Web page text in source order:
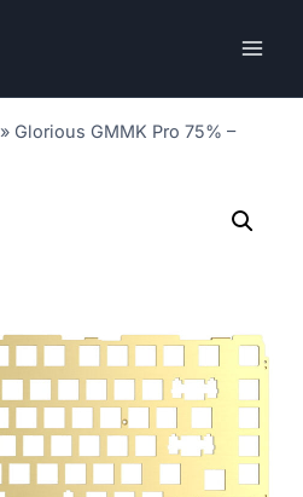
» Glorious GMMK Pro 75% –